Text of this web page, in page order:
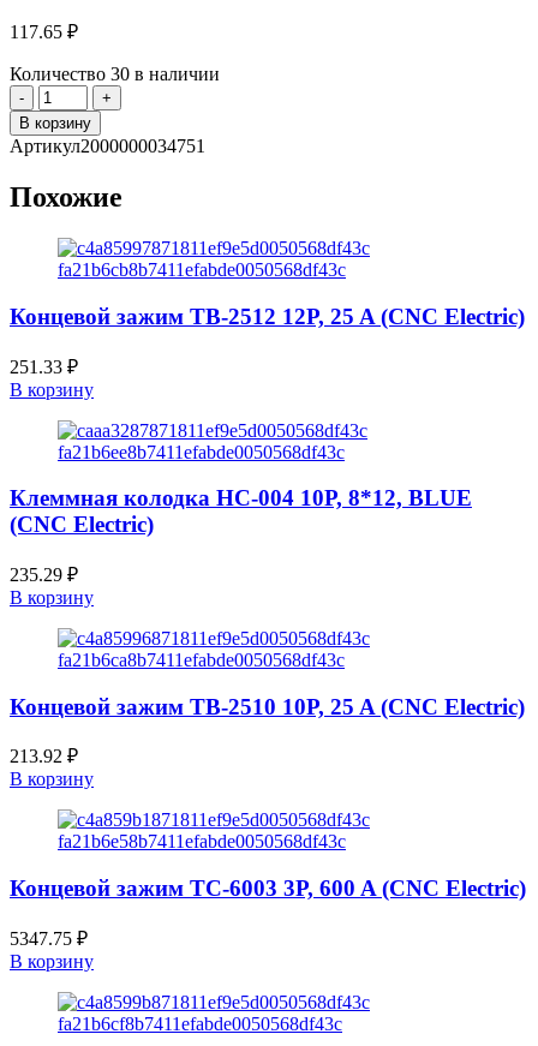
117.65 ₽
Количество 30 в наличии
Количество
товара
Клеммная
колодка
001
6*9,
BLUE
Electric)
В корзину
Артикул2000000034751
Похожие
Концевой зажим TB-2512 12P, 25 A (CNC Electric)
251.33 ₽
В корзину
Клеммная колодка HC-004 10P, 8*12, BLUE
(CNC Electric)
235.29 ₽
В корзину
Концевой зажим TB-2510 10P, 25 A (CNC Electric)
213.92 ₽
В корзину
Концевой зажим TC-6003 3P, 600 A (CNC Electric)
5347.75 ₽
В корзину